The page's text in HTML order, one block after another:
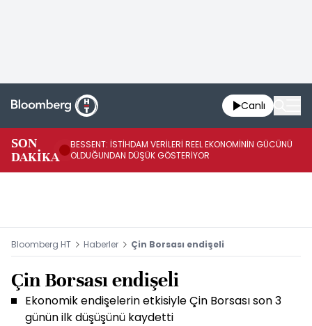
Canlı
SON
DAKİKA
BESSENT: İSTİHDAM VERİLERİ REEL EKONOMİNİN GÜCÜNÜ
OLDUĞUNDAN DÜŞÜK GÖSTERİYOR
Bloomberg HT Haberler Çin Borsası endişeli
Çin Borsası endişeli
Ekonomik endişelerin etkisiyle Çin Borsası son 3
günün ilk düşüşünü kaydetti